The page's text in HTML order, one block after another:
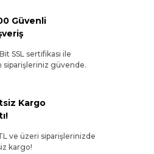
Güvenli
SSL sertifikası ile
siparişleriniz güvende.
Kargo
ve üzeri siparişlerinizde
kargo!